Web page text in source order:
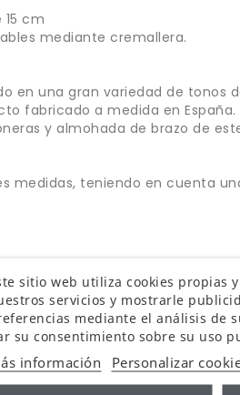
cm
mediante cremallera.
en una gran variedad de
fabricado a medida en
y almohada de brazo de
medidas, teniendo en cuenta
sitio web utiliza cookies propias
servicios y mostrarle
mediante el análisis de
su consentimiento sobre su uso
información Personalizar